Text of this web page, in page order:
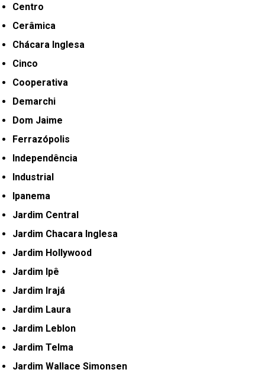
Centro
Cerâmica
Chácara Inglesa
Cinco
Cooperativa
Demarchi
Dom Jaime
Ferrazópolis
Independência
Industrial
Ipanema
Jardim Central
Jardim Chacara Inglesa
Jardim Hollywood
Jardim Ipê
Jardim Irajá
Jardim Laura
Jardim Leblon
Jardim Telma
Jardim Wallace Simonsen